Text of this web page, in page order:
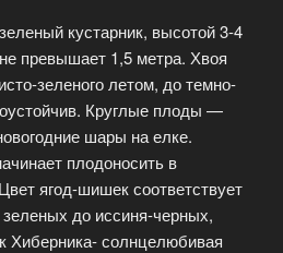
кустарник, высотой 3-4
превышает 1,5 метра. Хвоя
зеленого летом, до темно-
Круглые плоды —
шары на елке.
плодоносить в
ягод-шишек соответствует
до иссиня-черных,
солнцелюбивая